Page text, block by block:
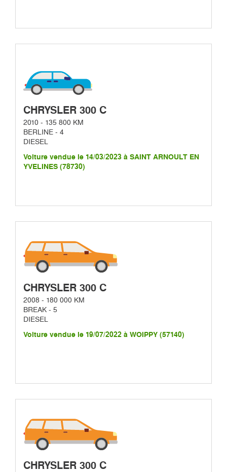
CHRYSLER 300 C
2010 - 135 800 KM
BERLINE - 4
DIESEL
Voiture vendue le 14/03/2023 à SAINT ARNOULT EN
YVELINES (78730)
CHRYSLER 300 C
2008 - 180 000 KM
BREAK - 5
DIESEL
Voiture vendue le 19/07/2022 à WOIPPY (57140)
CHRYSLER 300 C